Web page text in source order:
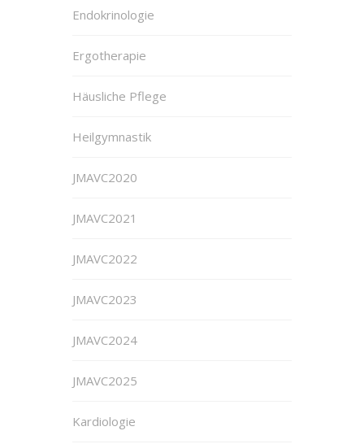
Endokrinologie
Ergotherapie
Häusliche Pflege
Heilgymnastik
JMAVC2020
JMAVC2021
JMAVC2022
JMAVC2023
JMAVC2024
JMAVC2025
Kardiologie